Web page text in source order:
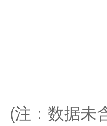
(注：数据未